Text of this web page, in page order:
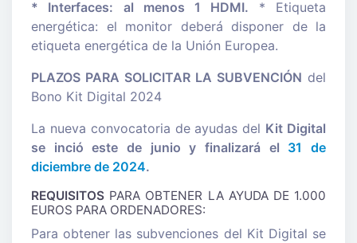
* Interfaces: al menos 1 HDMI. * Etiqueta
energética: el monitor deberá disponer de la
etiqueta energética de la Unión Europea.
PLAZOS PARA SOLICITAR LA SUBVENCIÓN del
Bono Kit Digital 2024
La nueva convocatoria de ayudas del Kit Digital
se inció este de junio y finalizará el 31 de
diciembre de 2024.
REQUISITOS PARA OBTENER LA AYUDA DE 1.000
EUROS PARA ORDENADORES:
Para obtener las subvenciones del Kit Digital se